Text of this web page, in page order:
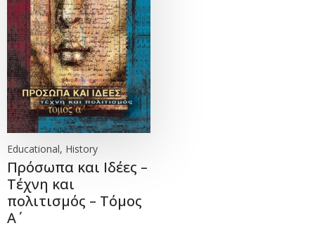
Educational, History
Πρόσωπα και Ιδέες –
Τέχνη και
πολιτισμός – Τόμος
Α΄